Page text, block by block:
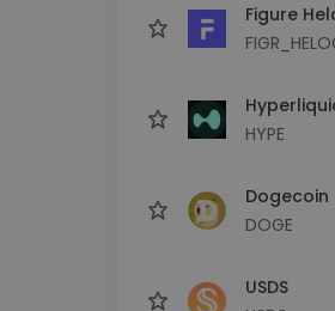
Figure
HYPE
Dogecoin
DOGE
USDS